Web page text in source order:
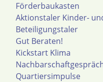
Förderbaukasten
Aktionstaler Kinder-
Beteiligungstaler
Gut Beraten!
Kickstart Klima
Quartiersimpulse